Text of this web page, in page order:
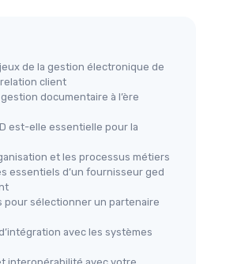
de la gestion électronique de
client
documentaire à l’ère
est-elle essentielle pour la
et les processus métiers
essentiels d’un fournisseur ged
pour sélectionner un partenaire
avec les systèmes